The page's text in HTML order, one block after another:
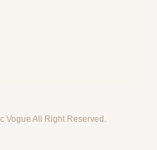
Vogue All Right Reserved.